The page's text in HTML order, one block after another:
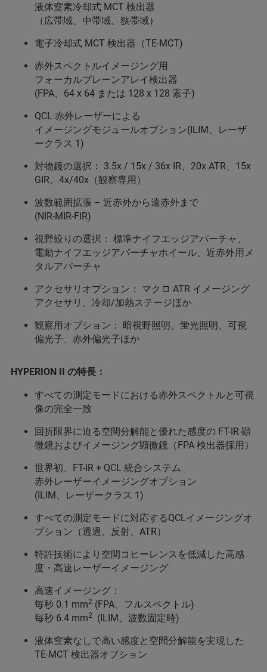
液体窒素冷却式 MCT 検出器
（広帯域、中帯域、狭帯域）
電子冷却式 MCT 検出器（TE-MCT)
赤外スペクトルイメージング用
フォーカルプレーンアレイ検出器
(FPA、64 x 64 または 128 x 128 素子)
QCL 赤外レーザーによる
イメージングモジュールオプション(ILIM、レーザ
ークラス 1)
対物鏡の選択： 3.5x / 15x / 36x IR、20x ATR、15x
GIR、4x/40x（観察専用）
波数範囲拡張 – 近赤外から遠赤外まで
(NIR-MIR-FIR)
視野絞りの選択： 標準ナイフエッジアパーチャ、
電動ナイフエッジアパーチャホイール、近赤外用メ
タルアパーチャ
アクセサリオプション： マクロ ATR イメージング
アクセサリ、冷却/加熱ステージほか
観察用オプション： 暗視野照明、蛍光照明、可視
偏光子、赤外偏光子ほか
HYPERION II の特長：
すべての測定モードにおける赤外スペクトルと可視
像の完全一致
回折限界に迫る空間分解能と優れた感度の FT-IR 顕
微鏡およびイメージング顕微鏡（FPA 検出器採用）
世界初、FT-IR + QCL 統合システム
赤外レーザーイメージングオプション
(ILIM、レーザークラス 1)
すべての測定モードに対応するQCLイメージングオ
プション（透過、反射、ATR）
特許技術により空間コヒーレンスを低減した高感
度・高速レーザーイメージング
高速イメージング：
毎秒 0.1 mm2 (FPA、フルスペクトル)
毎秒 6.4 mm2
(ILIM、波数固定時)
液体窒素なしで高い感度と空間分解能を実現した
TE-MCT 検出器オプション